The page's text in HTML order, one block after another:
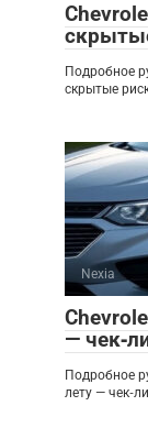
Подробное
скрытые
Nexia
—
Подробное
лету —